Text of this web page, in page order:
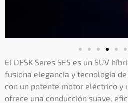
El DFSK Seres SF5 es un SUV
fusiona elegancia y tecnología
con un potente motor eléctrico y
ofrece una conducción suave,